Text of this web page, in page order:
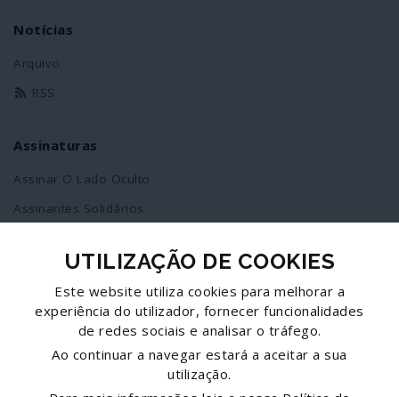
Notícias
Arquivo
RSS
Assinaturas
Assinar O Lado Oculto
Assinantes Solidários
Redes Sociais
Siga-nos no facebook
UTILIZAÇÃO DE COOKIES
Este website utiliza cookies para melhorar a
experiência do utilizador, fornecer funcionalidades
de redes sociais e analisar o tráfego.
Ao continuar a navegar estará a aceitar a sua
utilização.